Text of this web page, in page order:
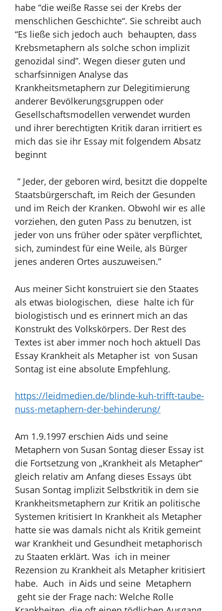
habe “die weiße Rasse sei der Krebs der
menschlichen Geschichte“. Sie schreibt auch
“Es ließe sich jedoch auch behaupten, dass
Krebsmetaphern als solche schon implizit
genozidal sind”. Wegen dieser guten und
scharfsinnigen Analyse das
Krankheitsmetaphern zur Delegitimierung
anderer Bevölkerungsgruppen oder
Gesellschaftsmodellen verwendet wurden
und ihrer berechtigten Kritik daran irritiert es
mich das sie ihr Essay mit folgendem Absatz
beginnt
“ Jeder, der geboren wird, besitzt die doppelte
Staatsbürgerschaft, im Reich der Gesunden
und im Reich der Kranken. Obwohl wir es alle
vorziehen, den guten Pass zu benutzen, ist
jeder von uns früher oder später verpflichtet,
sich, zumindest für eine Weile, als Bürger
jenes anderen Ortes auszuweisen.”
Aus meiner Sicht konstruiert sie den Staates
als etwas biologischen, diese halte ich für
biologistisch und es erinnert mich an das
Konstrukt des Volkskörpers. Der Rest des
Textes ist aber immer noch hoch aktuell Das
Essay Krankheit als Metapher ist von Susan
Sontag ist eine absolute Empfehlung.
https://leidmedien.de/blinde-kuh-trifft-taube-
nuss-metaphern-der-behinderung/
Am 1.9.1997 erschien Aids und seine
Metaphern von Susan Sontag dieser Essay ist
die Fortsetzung von „Krankheit als Metapher“
gleich relativ am Anfang dieses Essays übt
Susan Sontag implizit Selbstkritik in dem sie
Krankheitsmetaphern zur Kritik an politische
Systemen kritisiert In Krankheit als Metapher
hatte sie was damals nicht als Kritik gemeint
war Krankheit und Gesundheit metaphorisch
zu Staaten erklärt. Was ich in meiner
Rezension zu Krankheit als Metapher kritisiert
habe. Auch in Aids und seine Metaphern
geht sie der Frage nach: Welche Rolle